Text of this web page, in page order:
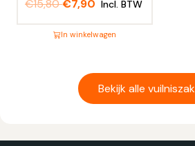
€15,80€7,90 Incl. BTW
In winkelwagen
Deze
Bekijk alle